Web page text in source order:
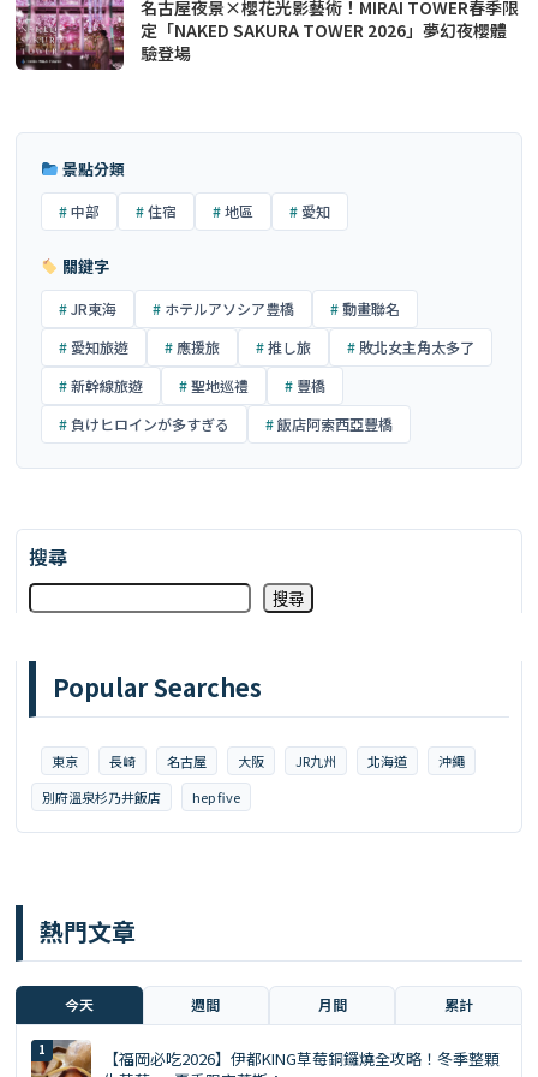
名古屋夜景×櫻花光影藝術！MIRAI TOWER春季限
定「NAKED SAKURA TOWER 2026」夢幻夜櫻體
驗登場
景點分類
中部 住宿 地區 愛知
關鍵字
JR東海 ホテルアソシア豊橋
動畫聯名
愛知旅遊
應援旅 推し旅
敗北女主角太多了
新幹線旅遊
聖地巡禮
豐橋
負けヒロインが多すぎる
飯店阿索西亞豐橋
搜尋
搜尋
Popular Searches
東京 長崎 名古屋 大阪 JR九州 北海道
沖繩
別府溫泉杉乃井飯店
hep five
熱門文章
今天 週間 月間 累計
【福岡必吃2026】伊都KING草莓銅鑼燒全攻略！冬季整顆